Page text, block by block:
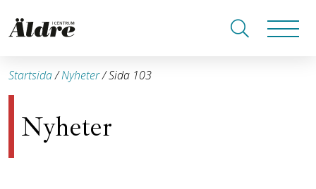
Startsida/Nyheter/Sida 103
Nyheter